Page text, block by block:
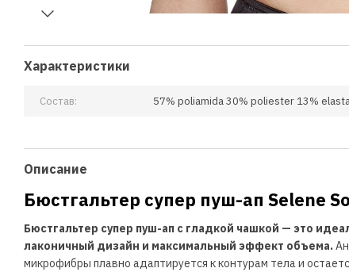
Характеристики
Состав: 57% poliamida 30% poliester 13%
Описание
Бюстгальтер супер пуш-ап Selene
Бюстгальтер супер пуш-ап с гладкой чашкой — это
лаконичный дизайн и максимальный эффект объема.
микрофибры плавно адаптируется к контурам тела и